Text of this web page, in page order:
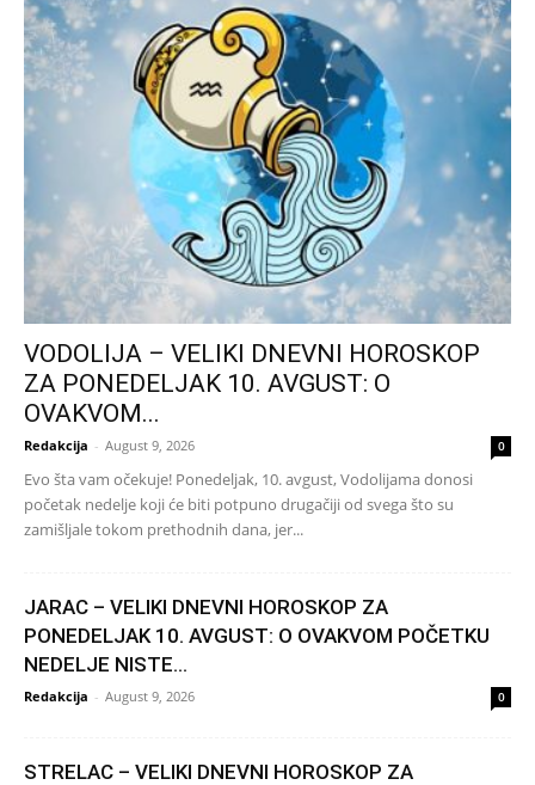
VODOLIJA – VELIKI DNEVNI HOROSKOP
ZA PONEDELJAK 10. AVGUST: O
OVAKVOM...
Redakcija - August 9, 2026 0
Evo šta vam očekuje! Ponedeljak, 10. avgust, Vodolijama donosi
početak nedelje koji će biti potpuno drugačiji od svega što su
zamišljale tokom prethodnih dana, jer...
JARAC – VELIKI DNEVNI HOROSKOP ZA
PONEDELJAK 10. AVGUST: O OVAKVOM POČETKU
NEDELJE NISTE...
Redakcija - August 9, 2026 0
STRELAC – VELIKI DNEVNI HOROSKOP ZA